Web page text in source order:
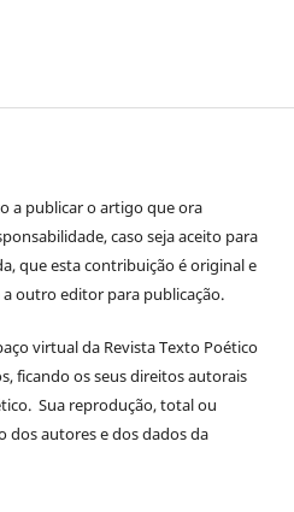
a publicar o artigo que ora
caso seja aceito para
que esta contribuição é original e
outro editor para publicação.
virtual da Revista Texto Poético
ficando os seus direitos autorais
Sua reprodução, total ou
dos autores e dos dados da